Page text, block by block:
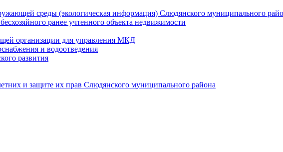
среды (экологическая информация) Слюдянского муниципального
ранее учтенного объекта недвижимости
организации для управления МКД
и водоотведения
развития
и защите их прав Слюдянского муниципального района